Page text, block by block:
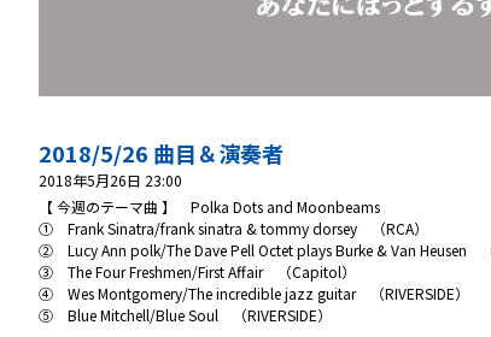
2018/5/26 曲目＆演奏者
2018年5月26日 23:00
【 今週のテーマ曲 】 Polka Dots and Moonbeams
① Frank Sinatra/frank sinatra & tommy dorsey （RCA）
② Lucy Ann polk/The Dave Pell Octet plays Burke & Van Heusen （
③ The Four Freshmen/First Affair （Capitol）
④ Wes Montgomery/The incredible jazz guitar （RIVERSIDE）
⑤ Blue Mitchell/Blue Soul （RIVERSIDE）